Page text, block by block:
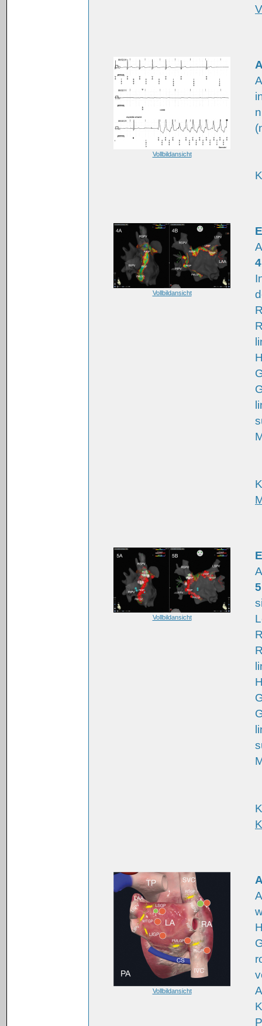
Vollbildansicht
Vollbildansicht
Vollbildansicht
Vollbildansicht